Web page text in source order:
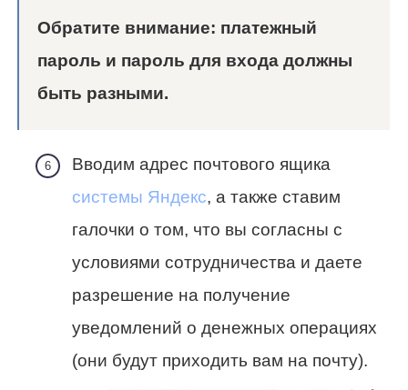
Обратите внимание: платежный
пароль и пароль для входа должны
быть разными.
Вводим адрес почтового ящика
системы Яндекс, а также ставим
галочки о том, что вы согласны с
условиями сотрудничества и даете
разрешение на получение
уведомлений о денежных операциях
(они будут приходить вам на почту).